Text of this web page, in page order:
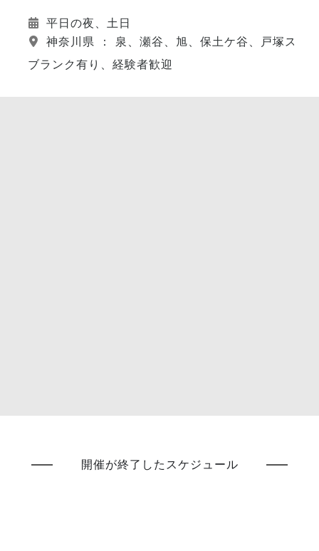
平日の夜、土日
神奈川県 ： 泉、瀬谷、旭、保土ケ谷、戸塚スポ
ブランク有り、経験者歓迎
開催が終了したスケジュール